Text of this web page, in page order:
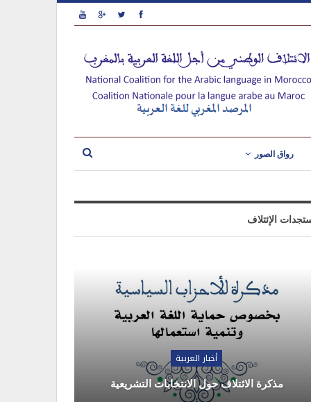
رواق الصور
الإئتلاف
أخبار العربية
مذكرة الائتلاف حول الانتخابات التشريعية